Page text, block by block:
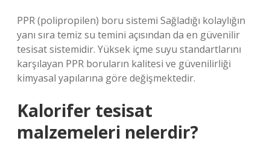
PPR (polipropilen) boru sistemi Sağladığı kolaylığın
yanı sıra temiz su temini açısından da en güvenilir
tesisat sistemidir. Yüksek içme suyu standartlarını
karşılayan PPR boruların kalitesi ve güvenilirliği
kimyasal yapılarına göre değişmektedir.
Kalorifer tesisat
malzemeleri nelerdir?